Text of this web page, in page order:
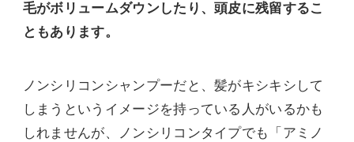
毛がボリュームダウンしたり、頭皮に残留するこ
ともあります。
ノンシリコンシャンプーだと、髪がキシキシして
しまうというイメージを持っている人がいるかも
しれませんが、ノンシリコンタイプでも「アミノ